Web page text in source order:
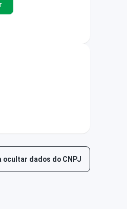
ocultar dados do CNPJ